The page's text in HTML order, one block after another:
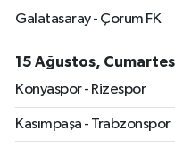
Galatasaray - Çorum FK
15 Ağustos,
Konyaspor - Rizespor
Kasımpaşa - Trabzonspor